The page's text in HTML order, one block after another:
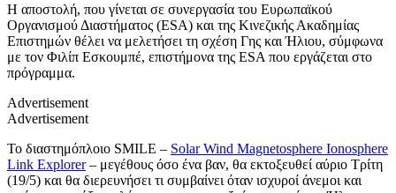
Η αποστολή, που γίνεται σε συνεργασία του Ευρωπαϊκού
Οργανισμού Διαστήματος (ESA) και της Κινεζικής Ακαδημίας
Επιστημών θέλει να μελετήσει τη σχέση Γης και Ήλιου, σύμφωνα
με τον Φιλίπ Εσκουμπέ, επιστήμονα της ESA που εργάζεται στο
πρόγραμμα.
Advertisement
Advertisement
Το διαστημόπλοιο SMILE – Solar Wind Magnetosphere Ionosphere
Link Explorer– μεγέθους όσο ένα βαν, θα εκτοξευθεί αύριο Τρίτη
(19/5) και θα διερευνήσει τι συμβαίνει όταν ισχυροί άνεμοι και